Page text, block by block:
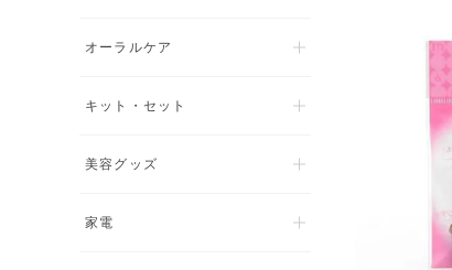
オーラルケア
キット・セット
美容グッズ
家電